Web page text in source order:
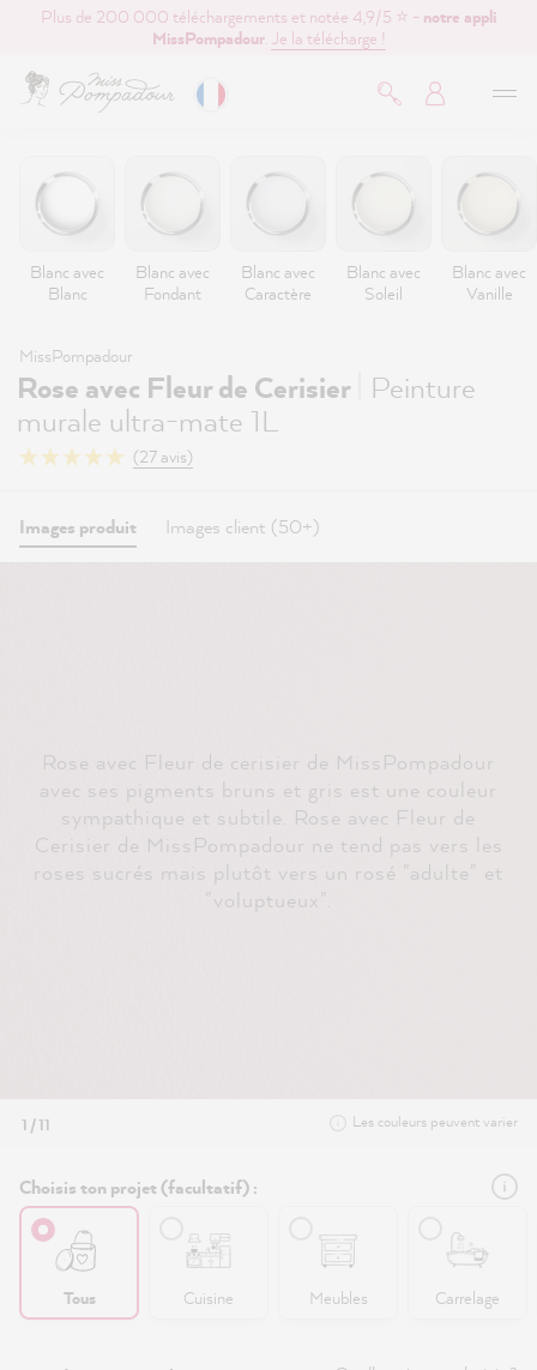
principal
Plus de 200 000 téléchargements et notée 4,9/5 ⭐ - notre appli
MissPompadour. Je la télécharge !
Blanc avec
Blanc
Blanc avec
Fondant
Blanc avec
Caractère
Blanc avec
Soleil
Blanc avec
Vanille
MissPompadour
Rose avec Fleur de Cerisier Peinture
murale ultra-mate 1L
(27 avis)
Images produit Images client (50+)
Rose avec Fleur de cerisier de MissPompadour
avec ses pigments bruns et gris est une couleur
sympathique et subtile. Rose avec Fleur de
Cerisier de MissPompadour ne tend pas vers les
roses sucrés mais plutôt vers un rosé "adulte" et
"voluptueux".
1 / 11 Les couleurs peuvent varier
Choisis ton projet (facultatif) :
Tous Cuisine Meubles Carrelage